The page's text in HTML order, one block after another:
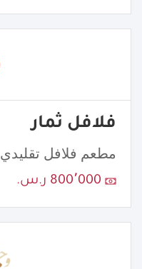
فلافل ثمار
مطعم فلافل تقليدي
800٬000 ر.س.